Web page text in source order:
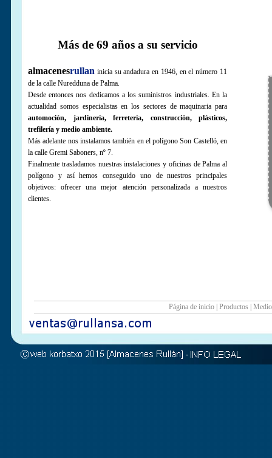
Más de 69 años a su servicio
almacenesrullan inicia su andadura en 1946, en el número 11
de la calle Nuredduna de Palma.
Desde entonces nos dedicamos a los suministros industriales. En la
actualidad somos especialistas en los sectores de maquinaria para
automoción, jardinería, ferretería, construcción, plásticos,
trefilería y medio ambiente.
Más adelante nos instalamos también en el polígono Son Castelló, en
la calle Gremi Saboners, nº 7.
Finalmente trasladamos nuestras instalaciones y oficinas de Palma al
polígono y así hemos conseguido uno de nuestros principales
objetivos: ofrecer una mejor atención personalizada a nuestros
clientes.
Página de inicio| Productos